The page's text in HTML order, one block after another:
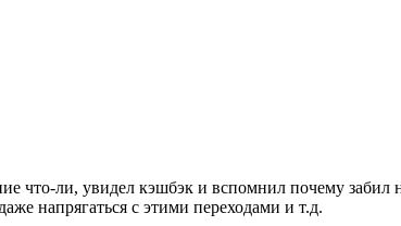
что-ли, увидел кэшбэк и вспомнил почему забил
напрягаться с этими переходами и т.д.